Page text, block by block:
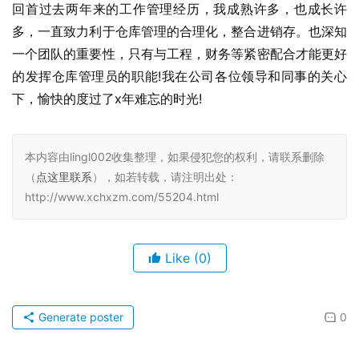
回首过去两年来的工作管理经历，我成熟许多，也成长许
多，一直致力利于仓库管理的合理化，整合进销存。也深知
一个团队的重要性，只有与工程，财务等紧密配合才能更好
的发挥仓库管理员的职能!我在公司各位领导和同事的关心
下，愉快的度过了x年难忘的时光!
本内容由lingl002收集整理，如果侵犯您的权利，请联系删除
（ 点这里联系），如若转载，请注明出处：
http://www.xchxzm.com/55204.html
Like (0)
0
Generate poster